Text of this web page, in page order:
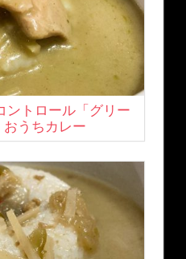
ントロール「グリー
うちカレー